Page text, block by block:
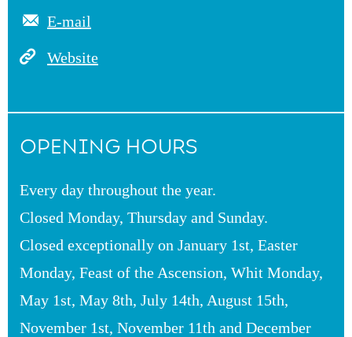
E-mail
Website
OPENING HOURS
Every day throughout the year.
Closed Monday, Thursday and Sunday.
Closed exceptionally on January 1st, Easter
Monday, Feast of the Ascension, Whit Monday,
May 1st, May 8th, July 14th, August 15th,
November 1st, November 11th and December